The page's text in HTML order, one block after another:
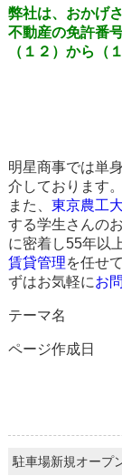
弊社は、おかげ
不動産の免許番
（１２）から（
明星商事では単
介しております。
また、 東京農工
する学生さんの
に密着し55年以
賃貸管理を任せ
ずはお気軽にお
テーマ名
ページ作成日
駐車場新規オープ